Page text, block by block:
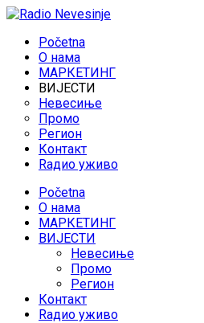
Početna
O нама
МАРКЕТИНГ
ВИЈЕСТИ
Невесиње
Промо
Регион
Контакт
Rадио уживо
Početna
O нама
МАРКЕТИНГ
ВИЈЕСТИ
Невесиње
Промо
Регион
Контакт
Rадио уживо